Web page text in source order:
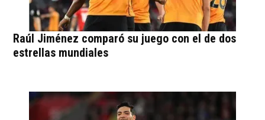
Raúl Jiménez comparó su juego con el de dos
estrellas mundiales